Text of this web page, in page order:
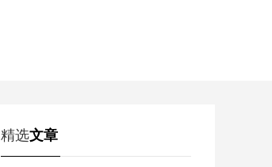
精选文章